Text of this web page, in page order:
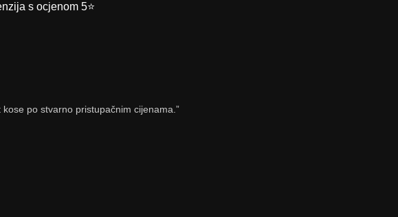
s ocjenom 5⭐
kose po stvarno pristupačnim cijenama.”